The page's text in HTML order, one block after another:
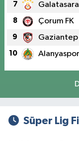
7
8 Çorum FK
9 Gaziantep
10 Alanyaspor
Süper Lig